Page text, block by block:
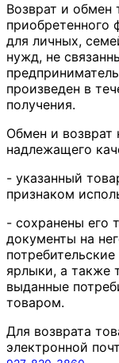
Возврат и обмен
приобретенного
для личных,
нужд, не
произведен в
получения.
Обмен и возврат
надлежащего
- указанный
признаком
- сохранены его
документы на
ярлыки, а также
выданные
товаром.
Для возврата
электронной